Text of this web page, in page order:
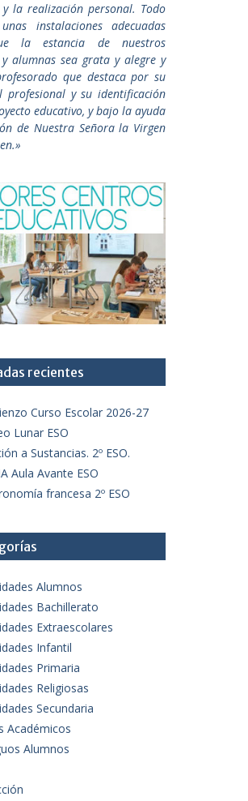
la realización personal. Todo
instalaciones adecuadas
la estancia de nuestros
alumnas sea grata y alegre y
que destaca por su
profesional y su identificación
educativo, y bajo la ayuda
de Nuestra Señora la Virgen
recientes
Curso Escolar 2026-27
Lunar ESO
a Sustancias. 2º ESO.
Aula Avante ESO
francesa 2º ESO
Alumnos
Bachillerato
Extraescolares
Infantil
Primaria
Religiosas
Secundaria
Académicos
Alumnos